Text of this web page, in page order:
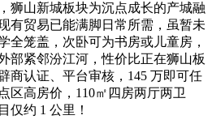
山新城板块为沉点成长的产城融
有贸易已能满脚日常所需，虽暂未
全笼盖，次卧可为书房或儿童房，
部紧邻汾江河，性价比正在狮山板
商认证、平台审核，145 万即可任
区高房价，110㎡四房两厅两卫
仅约 1 公里！